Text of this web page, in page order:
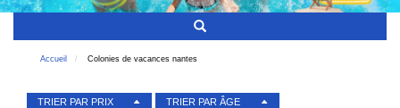
Accueil Colonies de vacances nantes
TRIER PAR PRIX TRIER PAR ÂGE